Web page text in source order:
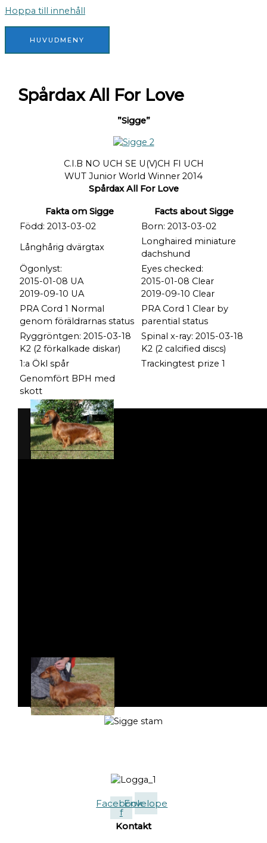
Hoppa till innehåll
HUVUDMENY
Spårdax All For Love
”Sigge”
C.I.B NO UCH SE U(V)CH FI UCH
WUT Junior World Winner 2014
Spårdax All For Love
Fakta om Sigge
Facts about Sigge
Född: 2013-03-02
Born: 2013-03-02
Långhårig dvärgtax
Longhaired miniature
dachshund
Ögonlyst:
2015-01-08 UA
2019-09-10 UA
Eyes checked:
2015-01-08 Clear
2019-09-10 Clear
PRA Cord 1 Normal
genom föräldrarnas status
PRA Cord 1 Clear by
parential status
Ryggröntgen: 2015-03-18
K2 (2 förkalkade diskar)
Spinal x-ray: 2015-03-18
K2 (2 calcified discs)
1:a Ökl spår
Trackingtest prize 1
Genomfört BPH med
skott
Facebook-
f
Envelope
Kontakt